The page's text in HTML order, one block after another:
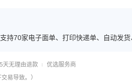
持70家电子面单、打印快递单、自动发
天无理由退款
优选服务商
易导致。）